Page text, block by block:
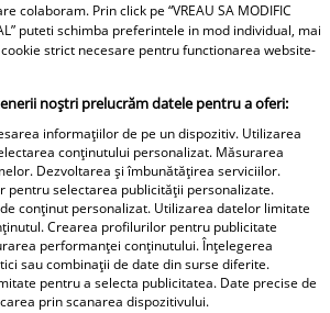
a murit după ce a căzut de
actor și regizor avea 87 de
Mogoș, băiatul rău din noul
TV, TRAFIC: „Mereu am
de personaj, care
în întuneric, poate fi
Ce spune despre Adela
Chirilă / Exclusiv
colaboram. Prin click pe “VREAU SA MODIFIC
puteti schimba preferintele in mod individual, mai
strict necesare pentru functionarea website-
noștri prelucrăm datele pentru a oferi:
informațiilor de pe un dispozitiv. Utilizarea
conținutului personalizat. Măsurarea
Dezvoltarea și îmbunătățirea serviciilor.
pentru selectarea publicității personalizate.
conținut personalizat. Utilizarea datelor limitate
Crearea profilurilor pentru publicitate
performanței conținutului. Înțelegerea
sau combinații de date din surse diferite.
pentru a selecta publicitatea. Date precise de
prin scanarea dispozitivului.